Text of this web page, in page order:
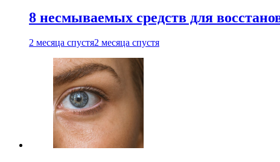
8 несмываемых средств для
2 месяца спустя2 месяца спустя